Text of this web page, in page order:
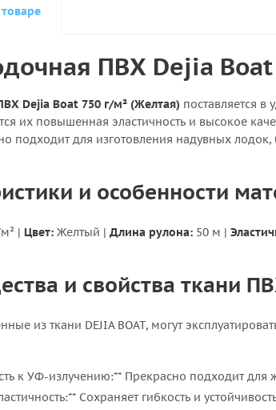
ПВХ Dejia
Dejia Boat 750 г/м² (Желтая) поставляется
их повышенная эластичность и высокое
подходит для изготовления надувных
и особенности
| Цвет: Желтый | Длина рулона: 50 м |
и свойства ткани
из ткани DEJIA BOAT, могут
к УФ-излучению:** Прекрасно подходит для
Сохраняет гибкость и